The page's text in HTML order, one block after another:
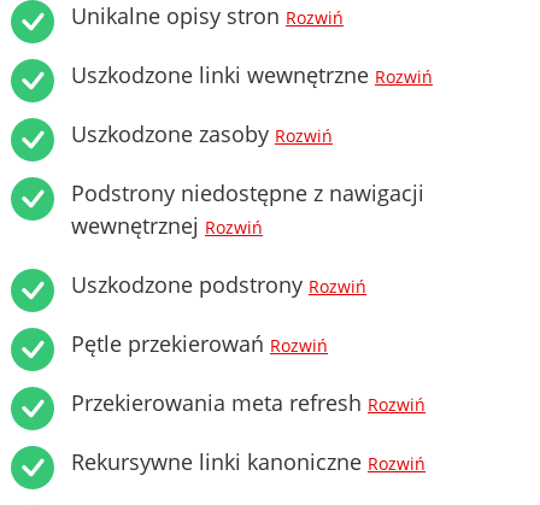
Unikalne opisy stron Rozwiń
Uszkodzone linki wewnętrzne Rozwiń
Uszkodzone zasoby Rozwiń
Podstrony niedostępne z nawigacji
wewnętrznej Rozwiń
Uszkodzone podstrony Rozwiń
Pętle przekierowań Rozwiń
Przekierowania meta refresh Rozwiń
Rekursywne linki kanoniczne Rozwiń